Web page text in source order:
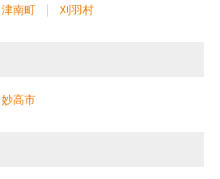
津南町 刈羽村
妙高市